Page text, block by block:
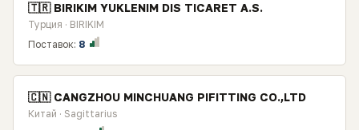
🇹🇷 BIRIKIM YUKLENIM DIS TICARET A.S.
Турция · BIRIKIM
Поставок: 8
🇨🇳 CANGZHOU MINCHUANG PIFITTING CO.,LTD
Китай · Sagittarius